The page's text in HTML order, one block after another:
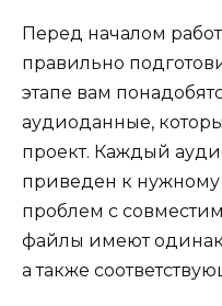
Перед началом
правильно
этапе вам
аудиоданные,
проект. Каждый
приведен к нужному
проблем с
файлы имеют
а также